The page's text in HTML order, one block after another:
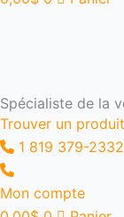
Spécialiste de la
Trouver un produit
1 819 379-2332
Mon compte